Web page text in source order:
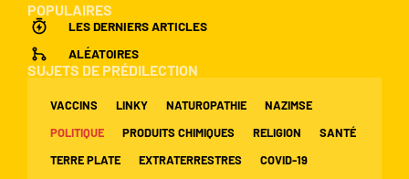
POPULAIRES
LES DERNIERS ARTICLES
ALÉATOIRES
SUJETS DE PRÉDILECTION
VACCINS LINKY NATUROPATHIE
NAZIMSE
POLITIQUE
PRODUITS CHIMIQUES RELIGION
SANTÉ
TERRE PLATE
EXTRATERRESTRES
COVID-19